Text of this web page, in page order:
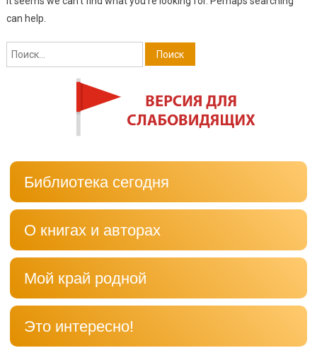
can help.
Найти:
Библиотека сегодня
О книгах и авторах
Мой край родной
Это интересно!